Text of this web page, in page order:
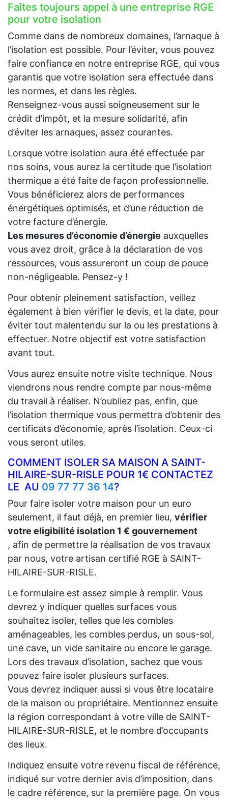
Faîtes toujours appel à une entreprise RGE
pour votre isolation
Comme dans de nombreux domaines, l’arnaque à
l’isolation est possible. Pour l’éviter, vous pouvez
faire confiance en notre entreprise RGE, qui vous
garantis que votre isolation sera effectuée dans
les normes, et dans les règles.
Renseignez-vous aussi soigneusement sur le
crédit d’impôt, et la mesure solidarité, afin
d’éviter les arnaques, assez courantes.
Lorsque votre isolation aura été effectuée par
nos soins, vous aurez la certitude que l’isolation
thermique a été faite de façon professionnelle.
Vous bénéficierez alors de performances
énergétiques optimisés, et d’une réduction de
votre facture d’énergie.
Les mesures d’économie d’énergie auxquelles
vous avez droit, grâce à la déclaration de vos
ressources, vous assureront un coup de pouce
non-négligeable. Pensez-y !
Pour obtenir pleinement satisfaction, veillez
également à bien vérifier le devis, et la date, pour
éviter tout malentendu sur la ou les prestations à
effectuer. Notre objectif est votre satisfaction
avant tout.
Vous aurez ensuite notre visite technique. Nous
viendrons nous rendre compte par nous-même
du travail à réaliser. N’oubliez pas, enfin, que
l’isolation thermique vous permettra d’obtenir des
certificats d’économie, après l’isolation. Ceux-ci
vous seront utiles.
COMMENT ISOLER SA MAISON A SAINT-
HILAIRE-SUR-RISLE POUR 1€ CONTACTEZ
LE AU 09 77 77 36 14?
Pour faire isoler votre maison pour un euro
seulement, il faut déjà, en premier lieu, vérifier
votre eligibilité isolation 1 € gouvernement
, afin de permettre la réalisation de vos travaux
par nous, votre artisan certifié RGE à SAINT-
HILAIRE-SUR-RISLE.
Le formulaire est assez simple à remplir. Vous
devrez y indiquer quelles surfaces vous
souhaitez isoler, telles que les combles
aménageables, les combles perdus, un sous-sol,
une cave, un vide sanitaire ou encore le garage.
Lors des travaux d’isolation, sachez que vous
pouvez faire isoler plusieurs surfaces.
Vous devrez indiquer aussi si vous être locataire
de la maison ou propriétaire. Mentionnez ensuite
la région correspondant à votre ville de SAINT-
HILAIRE-SUR-RISLE, et le nombre d’occupants
des lieux.
Indiquez ensuite votre revenu fiscal de référence,
indiqué sur votre dernier avis d’imposition, dans
le cadre référence, sur la première page. On vous